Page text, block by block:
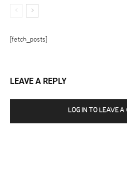
[fetch_posts]
LEAVE A REPLY
LOG IN TO LEAVE A